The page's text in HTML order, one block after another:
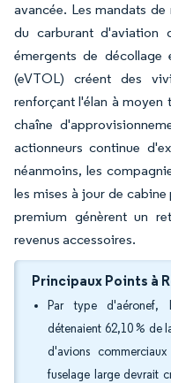
avancée. Les mandats
du carburant d'aviation
émergents de décollage
(eVTOL) créent des
renforçant l'élan à moyen
chaîne
actionneurs continue
néanmoins, les
les mises à jour de
premium génèrent un
revenus accessoires.
Principaux Points à
Par type d'aéronef,
détenaient 62,10 % de
d'avions
fuselage large devrait